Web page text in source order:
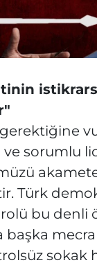
ve sorumlu
Türk
rolü bu
sokak